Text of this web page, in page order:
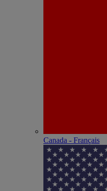
Canada - Français